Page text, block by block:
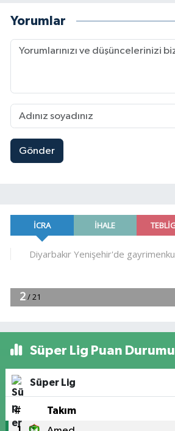
Yorumlar
Gönder
Süper Lig Puan Durumu
Süper Lig
# Takım